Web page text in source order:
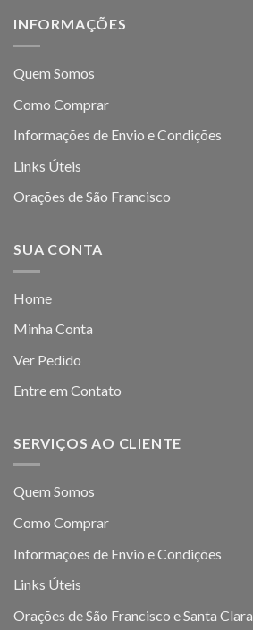
INFORMAÇÕES
Quem Somos
Como Comprar
Informações de Envio e Condições
Links Úteis
Orações de São Francisco
SUA CONTA
Home
Minha Conta
Ver Pedido
Entre em Contato
SERVIÇOS AO CLIENTE
Quem Somos
Como Comprar
Informações de Envio e Condições
Links Úteis
Orações de São Francisco e Santa Clara